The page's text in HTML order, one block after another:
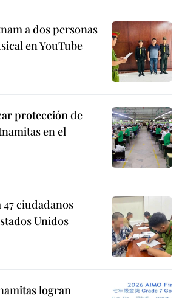
a dos personas
en YouTube
protección de
en el
ciudadanos
Unidos
logran